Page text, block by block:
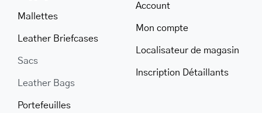
Mallettes
Leather Briefcases
Sacs
Leather Bags
Portefeuilles
Account
Mon compte
Localisateur de magasin
Inscription Détaillants